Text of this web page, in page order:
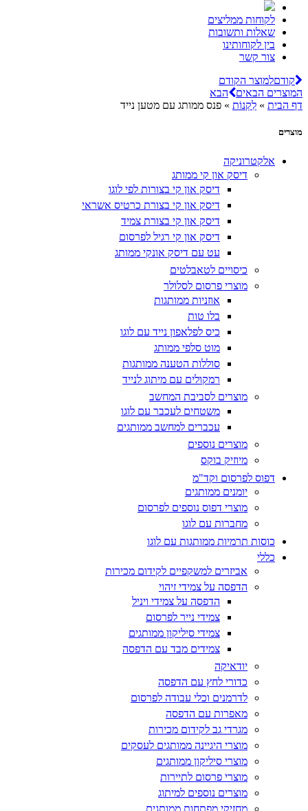
לקוחות ממליצים
שאלות ותשובות
בין לקוחותינו
צור קשר
קודםלמוצר הקודם
המוצרים הבאים
הבא
דף הבית » לִקְנוֹת » פנס ממותג עם מטען נייד
מוצרים
אלקטרוניקה
דיסק און קי ממותג
דיסק און קי בצורות לפי לוגו
דיסק און קי בצורת כרטיס אשראי
דיסק און קי בצורת צמיד
דיסק און קי רגיל לפרסום
עט עם דיסק אונקי ממותג
כיסויים לטאבלטים
מוצרי פרסום לסלולר
אוזניות ממותגות
בלו טות
כיס לפלאפון נייד עם לוגו
מוט סלפי ממותג
סוללות הטענה ממותגות
רמקולים עם מיתוג לנייד
מוצרים לסביבת המחשב
משטחים לעכבר עם לוגו
עכברים למחשב ממותגים
מוצרים נוספים
מיוזיק בוקס
דפוס לפרסום וקד"מ
יומנים ממותגים
מוצרי דפוס נוספים לפרסום
מחברות עם לוגו
כוסות תרמיות ממותגות עם לוגו
כללי
אביזרים למשקפיים לקידום מכירות
הדפסה על צמידי זיהוי
הדפסה על צמידי ויניל
צמידי נייר לפרסום
צמידי סיליקון ממותגים
צמידים מבד עם הדפסה
יודאיקה
כדורי לחץ עם הדפסה
לדרמנים וכלי עבודה לפרסום
מאפרות עם הדפסה
מגרדי גב לקידום מכירות
מוצרי היגיינה ממותגים לעסקים
מוצרי סיליקון ממותגים
מוצרי פרסום לתיירות
מוצרים נוספים למיתוג